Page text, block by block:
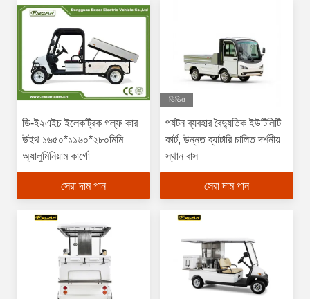
ডি-ই২এইচ ইলেকট্রিক গল্ফ কার
উইথ ১৬৫০*১১৬০*২৮০মিমি
অ্যালুমিনিয়াম কার্গো
সেরা দাম পান
ভিডিও
পর্যটন ব্যবহার বৈদ্যুতিক ইউটিলিটি
কার্ট, উন্নত ব্যাটারি চালিত দর্শনীয়
স্থান বাস
সেরা দাম পান